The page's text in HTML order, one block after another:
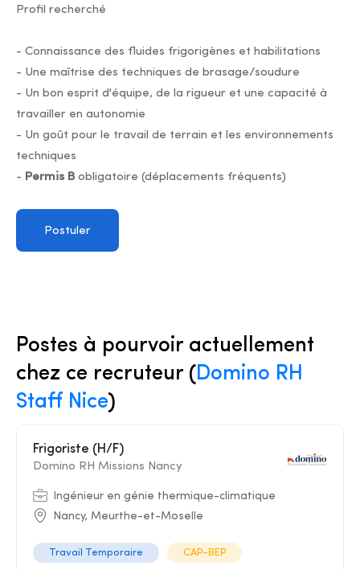
Profil recherché
- Connaissance des fluides frigorigènes et habilitations
- Une maîtrise des techniques de brasage/soudure
- Un bon esprit d'équipe, de la rigueur et une capacité à
travailler en autonomie
- Un goût pour le travail de terrain et les environnements
techniques
- Permis B obligatoire (déplacements fréquents)
Postuler
Postes à pourvoir actuellement
chez ce recruteur (Domino RH
Staff Nice)
Frigoriste (H/F)
Domino RH Missions Nancy
Ingénieur en génie thermique-climatique
Nancy, Meurthe-et-Moselle
Travail Temporaire CAP-BEP